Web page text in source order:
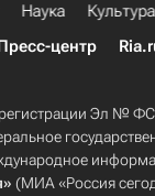
Наука Культура
центр
регистрации Эл №
(МИА «Россия